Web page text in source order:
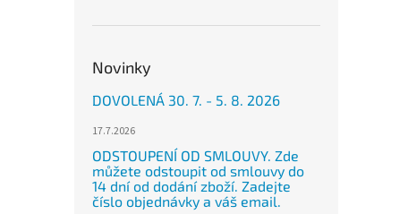
Novinky
DOVOLENÁ 30. 7. - 5. 8. 2026
17.7.2026
ODSTOUPENÍ OD SMLOUVY. Zde
můžete odstoupit od smlouvy do
14 dní od dodání zboží. Zadejte
číslo objednávky a váš email.